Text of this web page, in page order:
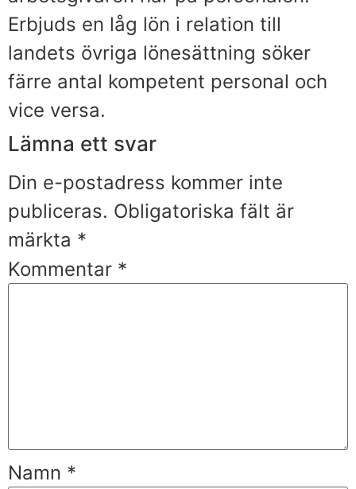
Erbjuds en låg lön i relation till
landets övriga lönesättning söker
färre antal kompetent personal och
vice versa.
Lämna ett svar
Din e-postadress kommer inte
publiceras. Obligatoriska fält är
märkta *
Kommentar *
Namn *